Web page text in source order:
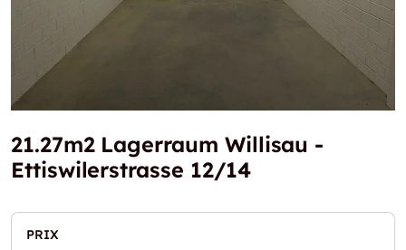
21.27m2 Lagerraum Willisau -
Ettiswilerstrasse 12/14
PRIX